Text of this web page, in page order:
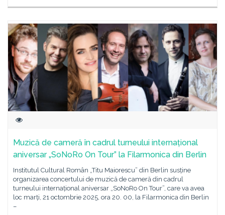
Muzică de cameră în cadrul turneului internațional
aniversar „SoNoRo On Tour” la Filarmonica din Berlin
Institutul Cultural Român „Titu Maiorescu” din Berlin susține
organizarea concertului de muzică de cameră din cadrul
turneului internațional aniversar „SoNoRo On Tour”, care va avea
loc marți, 21 octombrie 2025, ora 20. 00, la Filarmonica din Berlin
–